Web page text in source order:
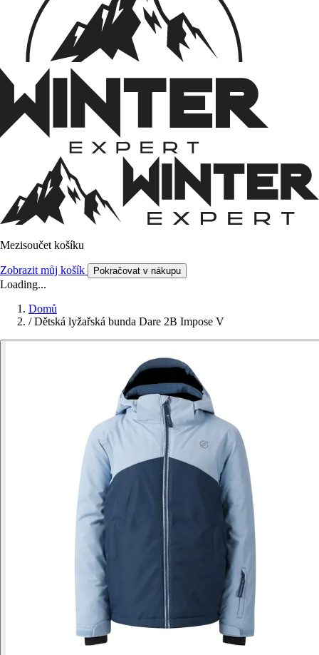
Mezisoučet košíku
Zobrazit můj košík Pokračovat v nákupu
Loading...
Domů
/ Dětská lyžařská bunda Dare 2B Impose V